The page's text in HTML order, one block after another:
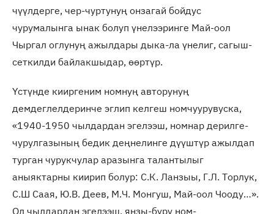
чүүлдерге, чер-чуртунуң онзагай бойдус
чурумалынга ынак болуп үнелээринге Май-оол
Чыргал оглунуң ажылдары дыка-ла үнелиг, сагыш-
сеткилди байлакшыдар, өөртүр.
Үстүнде кииргеним номнуң авторунуң
демдеглелдеринче эглип келгеш номчуурувуска,
«1940-1950 чылдардан эгелээш, номнар дерилге-
чурулгазының бедик деңнелинге дүүштүр ажылдап
турган чурукчулар аразынга талантылыг
аныяктарны киирип болур: С.К. Ланзыы, Г.Л. Торлук,
С.Ш Саая, Ю.В. Деев, М.Ч. Монгуш, Май-оол Чооду…».
Ол чылдардан эгелээш, янзы-бүрү ном-